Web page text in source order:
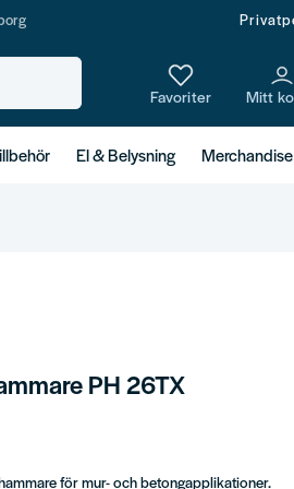
El & Belysning Merchandise
PH 26TX
för mur- och betongapplikationer.